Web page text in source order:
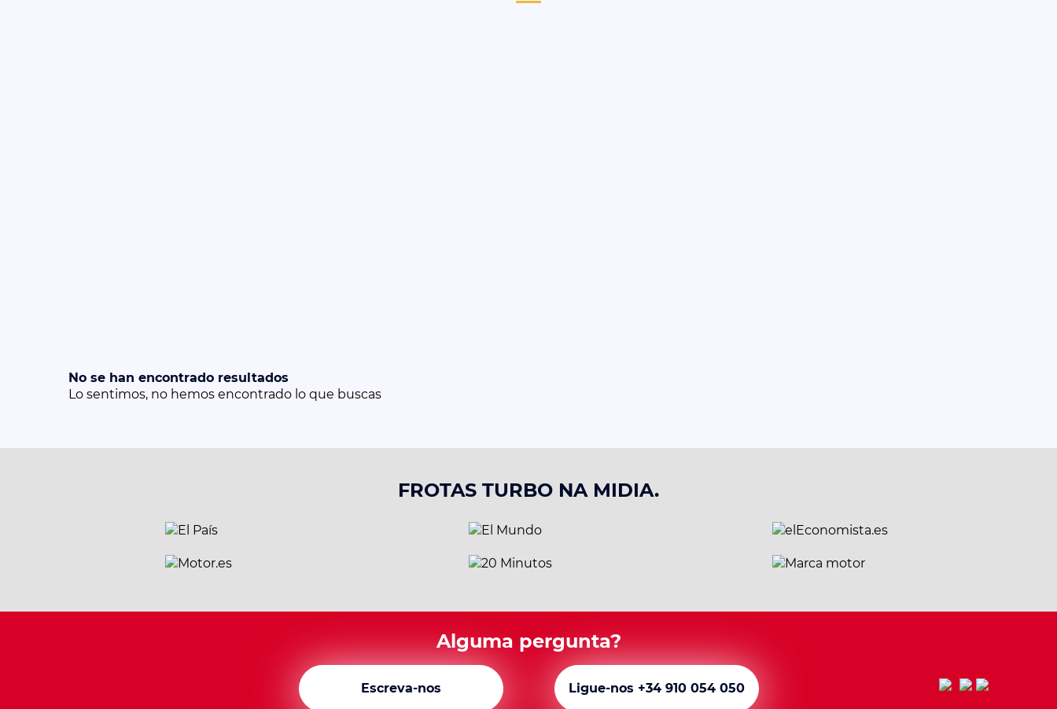
No se han encontrado resultados
Lo sentimos, no hemos encontrado lo que buscas
FROTAS TURBO NA MIDIA.
Alguma pergunta?
Escreva-nos Ligue-nos +34 910 054 050